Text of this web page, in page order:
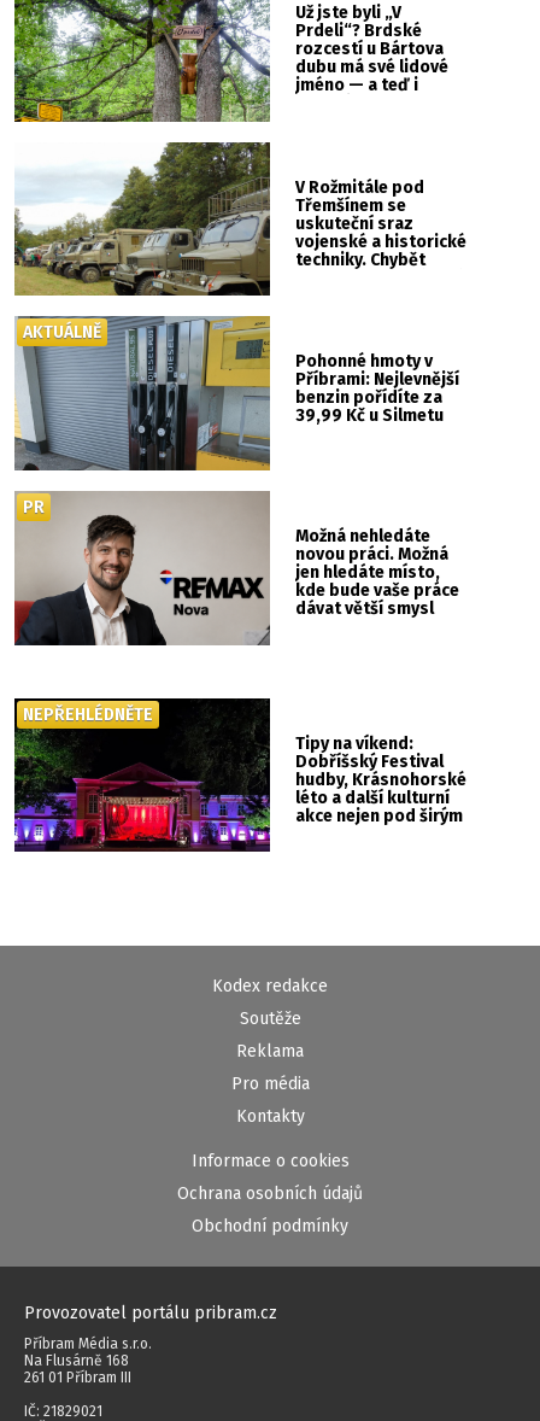
Už jste byli „V
Prdeli“? Brdské
rozcestí u Bártova
dubu má své lidové
jméno — a teď i
V Rožmitále pod
Třemšínem se
uskuteční sraz
vojenské a historické
techniky. Chybět
Pohonné hmoty v
Příbrami: Nejlevnější
benzin pořídíte za
39,99 Kč u Silmetu
AKTUÁLNĚ
Možná nehledáte
novou práci. Možná
jen hledáte místo,
kde bude vaše práce
dávat větší smysl
PR
Tipy na víkend:
Dobříšský Festival
hudby, Krásnohorské
léto a další kulturní
akce nejen pod širým
NEPŘEHLÉDNĚTE
Kodex redakce
Soutěže
Reklama
Pro média
Kontakty
Informace o cookies
Ochrana osobních údajů
Obchodní podmínky
Provozovatel portálu pribram.cz
Příbram Média s.r.o.
Na Flusárně 168
261 01 Příbram III
IČ: 21829021